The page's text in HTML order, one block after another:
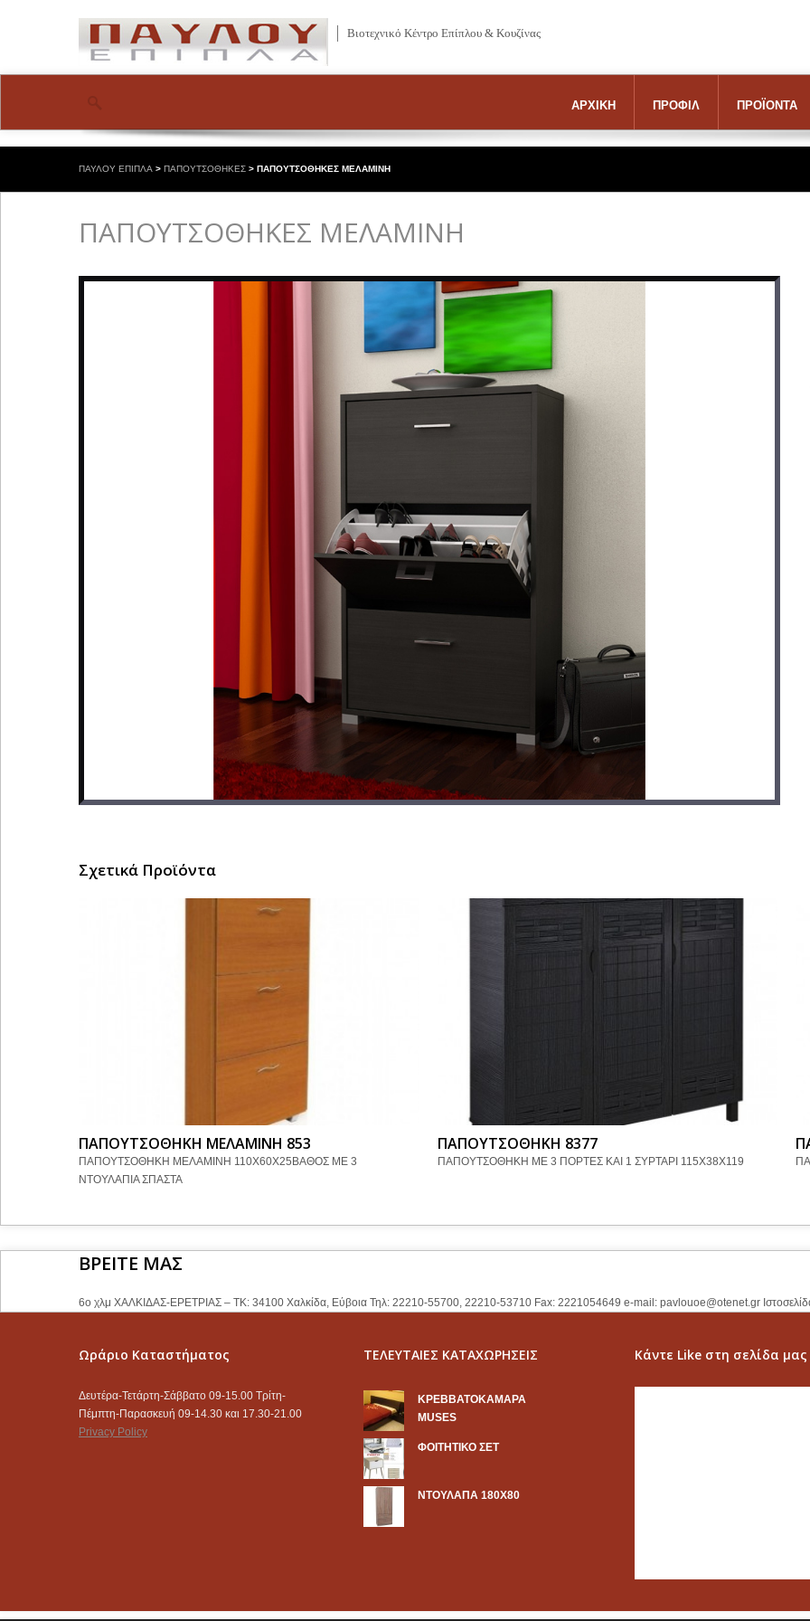
Βιοτεχνικό Κέντρο Επίπλου & Κουζίνας
ΑΡΧΙΚΗ ΠΡΟΦΙΛ ΠΡΟΪΟΝΤΑ
ΠΑΥΛΟΥ ΕΠΙΠΛΑ > ΠΑΠΟΥΤΣΟΘΗΚΕΣ > ΠΑΠΟΥΤΣΟΘΗΚΕΣ ΜΕΛΑΜΙΝΗ
ΠΑΠΟΥΤΣΟΘΗΚΕΣ ΜΕΛΑΜΙΝΗ
Σχετικά Προϊόντα
ΠΑΠΟΥΤΣΟΘΗΚΗ ΜΕΛΑΜΙΝΗ 853
ΠΑΠΟΥΤΣΟΘΗΚΗ ΜΕΛΑΜΙΝΗ 110Χ60Χ25ΒΑΘΟΣ ΜΕ 3
ΝΤΟΥΛΑΠΙΑ ΣΠΑΣΤΑ
ΠΑΠΟΥΤΣΟΘΗΚΗ 8377
ΠΑΠΟΥΤΣΟΘΗΚΗ ΜΕ 3 ΠΟΡΤΕΣ ΚΑΙ 1 ΣΥΡΤΑΡΙ 115Χ38Χ119
ΒΡΕΙΤΕ ΜΑΣ
6ο χλμ ΧΑΛΚΙΔΑΣ-ΕΡΕΤΡΙΑΣ – ΤΚ: 34100 Χαλκίδα, Εύβοια Τηλ: 22210-55700, 22210-53710 Fax: 2221054649 e-mail: pavlouoe@otenet.gr
Ωράριο Καταστήματος
Δευτέρα-Τετάρτη-Σάββατο 09-15.00 Τρίτη-
Πέμπτη-Παρασκευή 09-14.30 και 17.30-21.00
Privacy Policy
ΤΕΛΕΥΤΑΙΕΣ ΚΑΤΑΧΩΡΗΣΕΙΣ
KΡΕΒΒΑΤΟΚΑΜΑΡΑ
MUSES
ΦΟΙΤΗΤΙΚΟ ΣΕΤ
ΝΤΟΥΛΑΠΑ 180Χ80
Κάντε Like στη σελίδα μας